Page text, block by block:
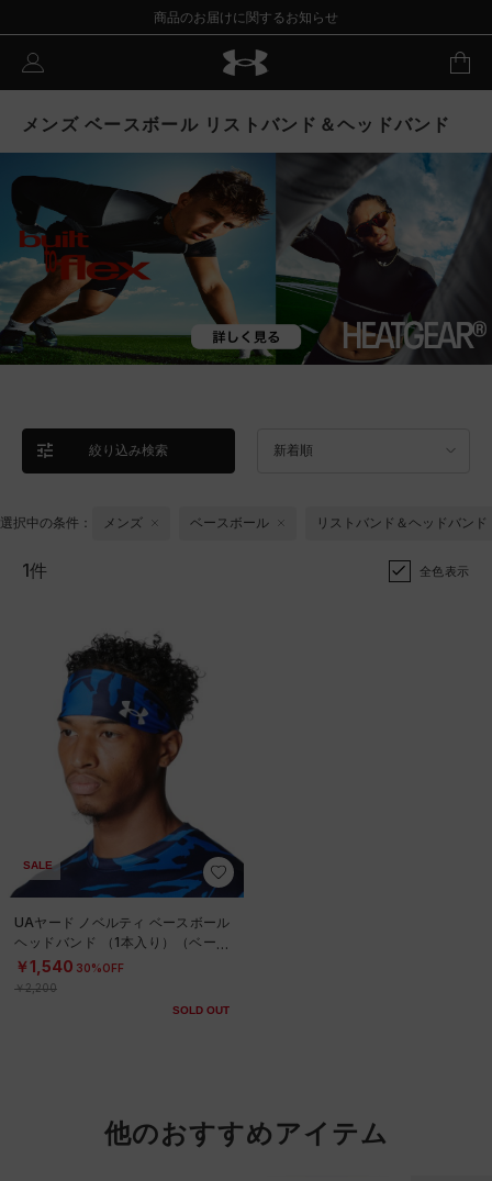
商品のお届けに関するお知らせ
メンズ ベースボール リストバンド＆ヘッドバンド
絞り込み検索 新着順
選択中の条件： メンズ ベースボール リストバンド＆ヘッドバンド
1件 全色表示
SALE
UAヤード ノベルティ ベースボール
ヘッドバンド （1本入り）（ベース
ボール/MEN）
￥1,540 30%OFF
￥2,200
SOLD OUT
他のおすすめアイテム